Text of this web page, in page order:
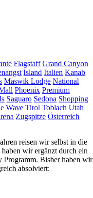
Flagstaff Grand Canyon
Island Italien Kanab
Maswik Lodge National
Phoenix Premium
Saguaro Sedona Shopping
Wave Tirol Toblach Utah
Zugspitze Österreich
reisen wir selbst in die
wir ergänzt durch ein
Bisher haben wir
absolviert: